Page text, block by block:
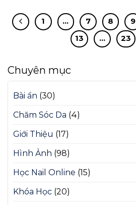
1 … 7 8 9
13
… 23
Chuyên mục
Bài ẩn (30)
Chăm Sóc Da (4)
Giới Thiệu (17)
Hình Ảnh (98)
Học Nail Online (15)
Khóa Học (20)